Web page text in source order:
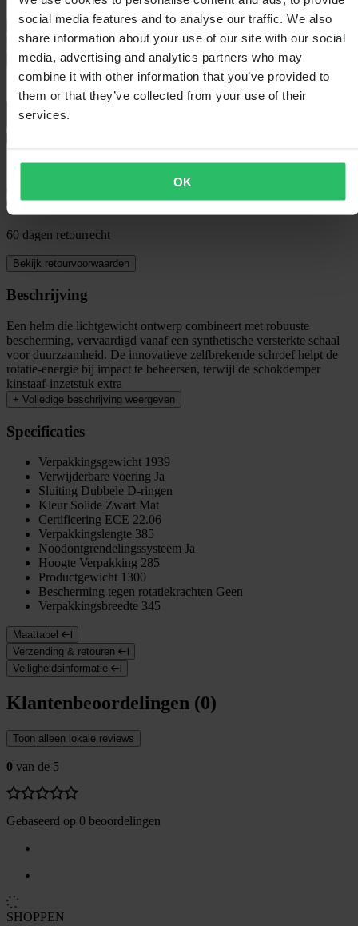
social media features and to analyse our traffic. We also
share information about your use of our site with our social
media, advertising and analytics partners who may
combine it with other information that you’ve provided to
them or that they’ve collected from your use of their
services.
OK
Maattabel
XS Lage voorraad S Lage voorraad M Uitverkocht L XL
XXL
In winkelwagen
Bezorging: 5–9 werkdagen
60 dagen retourrecht
Bekijk retourvoorwaarden
Beschrijving
Een helm die lichtgewicht ontwerp combineert met robuuste
bescherming, vervaardigd vanaf een synthetische versterkte schaal
voor duurzaamheid. De innovatieve zelfbrekende schroef helpt de
rotatie-energie bij impact te beheersen, terwijl de schokdemper
kinstaaf-inzetstuk extra
+ Volledige beschrijving weergeven
Specificaties
Verpakkingsgewicht 1939
Verwijderbare voering Ja
Sluiting Dubbele D-ringen
Kleur Solide Zwart Mat
Certificering ECE 22.06
Verpakkingslengte 385
Noodontgrendelingssysteem Ja
Hoogte Verpakking 285
Productgewicht 1300
Bescherming tegen rotatiekrachten Geen
Verpakkingsbreedte 345
Maattabel
Verzending & retouren
Veiligheidsinformatie
Klantenbeoordelingen (0)
Toon alleen lokale reviews
0 van de 5
Gebaseerd op 0 beoordelingen
SHOPPEN